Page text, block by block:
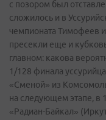
с позором был
сложилось и в
чемпионата Тимофеев
пресекли еще и
главном: какова
1/128 финала
«Сменой» из
на следующем этапе, в
«Радиан-Байкал»